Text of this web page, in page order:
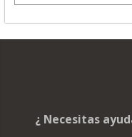
¿ Necesitas